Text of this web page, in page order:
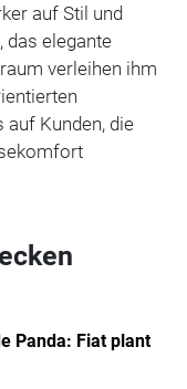
auf Stil und
das elegante
verleihen ihm
auf Kunden, die
Panda: Fiat plant